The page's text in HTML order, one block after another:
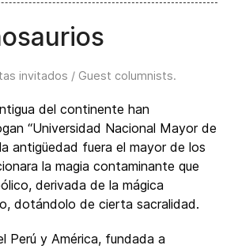
invitados / Guest columnists.
del continente han
“Universidad Nacional Mayor de
antigüedad fuera el mayor de los
la magia contaminante que
derivada de la mágica
dotándolo de cierta sacralidad.
Perú y América, fundada a